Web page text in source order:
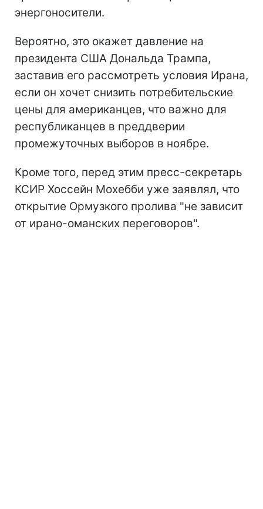
энергоносители.
Вероятно, это окажет давление на
президента США Дональда Трампа,
заставив его рассмотреть условия Ирана,
если он хочет снизить потребительские
цены для американцев, что важно для
республиканцев в преддверии
промежуточных выборов в ноябре.
Кроме того, перед этим пресс-секретарь
КСИР Хоссейн Мохебби уже заявлял, что
открытие Ормузкого пролива "не зависит
от ирано-оманских переговоров".